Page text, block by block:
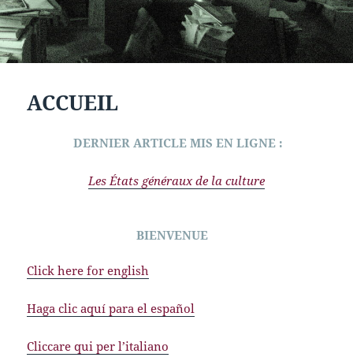
ACCUEIL
DERNIER ARTICLE MIS EN LIGNE :
Les États généraux de la culture
BIENVENUE
Click here for english
Haga clic aquí para el español
Cliccare qui per l’italiano